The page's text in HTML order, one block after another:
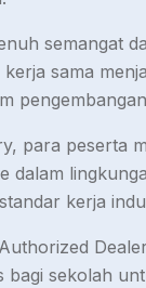
semangat
sama
para peserta
dalam
kerja
sekolah